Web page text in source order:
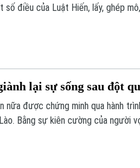
điều của Luật Hiến, lấy, ghép
lại sự sống sau đột
nữa được chứng minh qua hành
Bằng sự kiên cường của người